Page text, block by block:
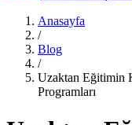
Anasayfa
/
Blog
/
Uzaktan Eğitimin
Programları